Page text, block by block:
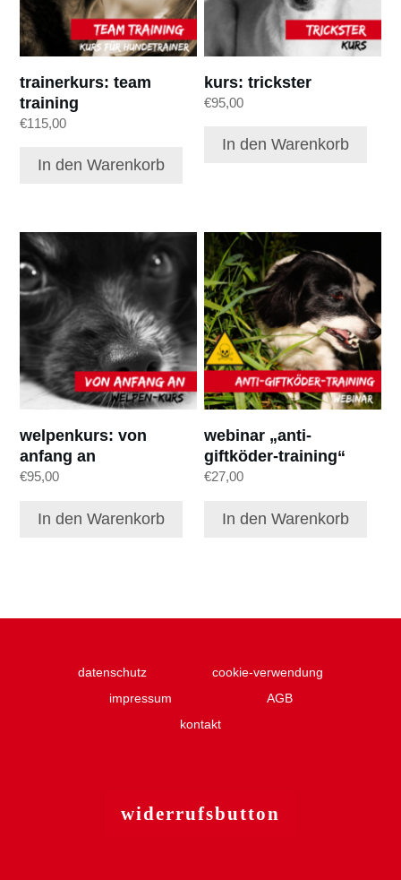
trainerkurs: team
training
€115,00
In den Warenkorb
kurs: trickster
€95,00
In den Warenkorb
welpenkurs: von
anfang an
€95,00
In den Warenkorb
webinar „anti-
giftköder-training“
€27,00
In den Warenkorb
datenschutz
cookie-verwendung
impressum
AGB
kontakt
widerrufsbutton